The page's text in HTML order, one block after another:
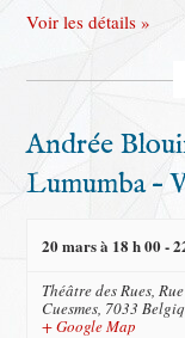
Voir les détails »
Andrée
Lumumba –
20 mars à 18 h 00-
Théâtre des Rues,
Cuesmes, 7033
+ Google Map